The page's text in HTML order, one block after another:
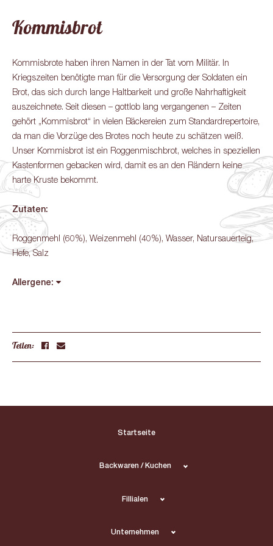
Kommisbrot
Kommisbrote haben ihren Namen in der Tat vom Militär. In
Kriegszeiten benötigte man für die Versorgung der Soldaten ein
Brot, das sich durch lange Haltbarkeit und große Nahrhaftigkeit
auszeichnete. Seit diesen – gottlob lang vergangenen – Zeiten
gehört „Kommisbrot“ in vielen Bäckereien zum Standardrepertoire,
da man die Vorzüge des Brotes noch heute zu schätzen weiß.
Unser Kommisbrot ist ein Roggenmischbrot, welches in speziellen
Kastenformen gebacken wird, damit es an den Rändern keine
harte Kruste bekommt.
Zutaten:
Roggenmehl (60%), Weizenmehl (40%), Wasser, Natursauerteig,
Hefe,Salz
Allergene:
Teilen:
Startseite
Backwaren / Kuchen
Fillialen
Unternehmen